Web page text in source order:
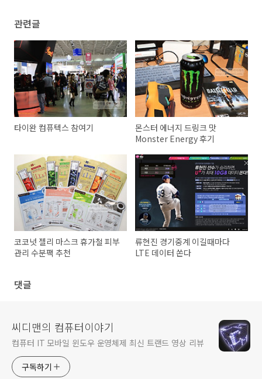
관련글
타이완 컴퓨텍스 참여기
몬스터 에너지 드링크 맛
Monster Energy 후기
코코넛 젤리 마스크 휴가철 피부
관리 수분팩 추천
류현진 경기중계 이길때마다
LTE 데이터 쏜다
댓글
씨디맨의 컴퓨터이야기
컴퓨터 IT 모바일 윈도우 운영체제 최신 트랜드 영상 리뷰
구독하기